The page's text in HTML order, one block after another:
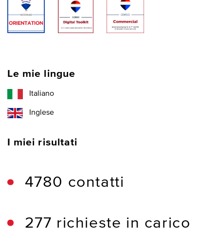
Le mie lingue
Italiano
Inglese
I miei risultati
4780 contatti
277 richieste in carico